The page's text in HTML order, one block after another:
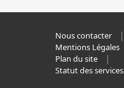
Nous contacter
Mentions Légales
Plan du site
Statut des services